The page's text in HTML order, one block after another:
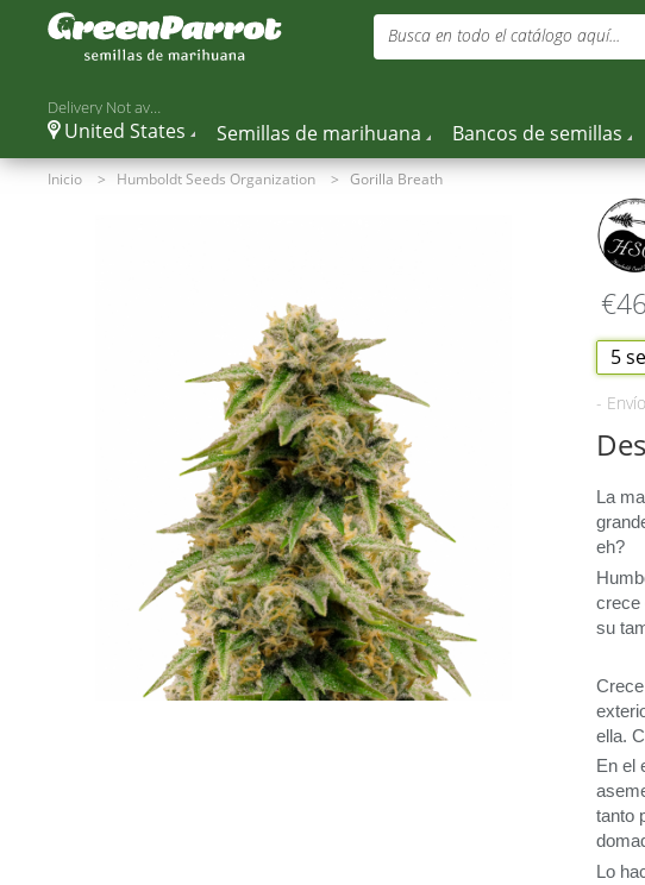
Busca en todo el catálogo aquí...
Delivery Not available
United States Semillas de marihuana Bancos de semillas
Inicio > Humboldt Seeds Organization > Gorilla Breath
5
-
La
eh?
crece
su
ella.
En el
tanto
Lo